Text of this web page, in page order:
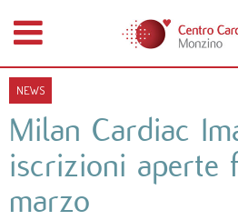
NEWS
Milan Cardiac
iscrizioni aperte
marzo